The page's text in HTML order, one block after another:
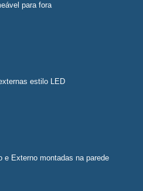
para fora
estilo LED
e Externo montadas na parede